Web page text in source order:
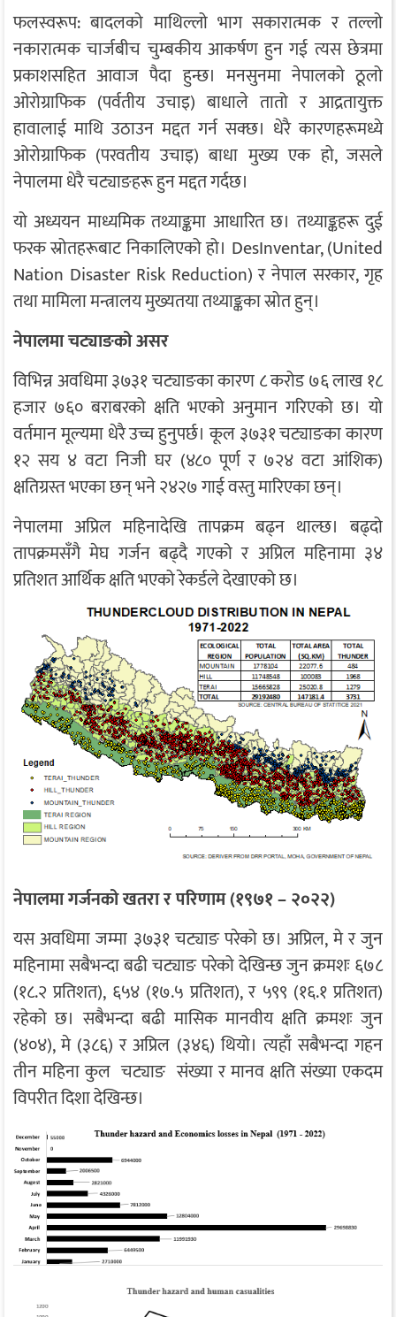
फलस्वरूप: बादलको माथिल्लो भाग सकारात्मक र तल्लो
नकारात्मक चार्जबीच चुम्बकीय आकर्षण हुन गई त्यस छेत्रमा
प्रकाशसहित आवाज पैदा हुन्छ। मनसुनमा नेपालको ठूलो
ओरोग्राफिक (पर्वतीय उचाइ) बाधाले तातो र आद्रतायुक्त
हावालाई माथि उठाउन मद्दत गर्न सक्छ। धेरै कारणहरूमध्ये
ओरोग्राफिक (परवतीय उचाइ) बाधा मुख्य एक हो, जसले
नेपालमा धेरै चट्याङहरू हुन मद्दत गर्दछ।
यो अध्ययन माध्यमिक तथ्याङ्कमा आधारित छ। तथ्याङ्कहरू दुई
फरक स्रोतहरूबाट निकालिएको हो। DesInventar, (United
Nation Disaster Risk Reduction) र नेपाल सरकार, गृह
तथा मामिला मन्त्रालय मुख्यतया तथ्याङ्कका स्रोत हुन्।
नेपालमा चट्याङको असर
विभिन्न अवधिमा ३७३१ चट्याङका कारण ८ करोड ७६ लाख १८
हजार ७६० बराबरको क्षति भएको अनुमान गरिएको छ। यो
वर्तमान मूल्यमा धेरै उच्च हुनुपर्छ। कूल ३७३१ चट्याङका कारण
१२ सय ४ वटा निजी घर (४८० पूर्ण र ७२४ वटा आंशिक)
क्षतिग्रस्त भएका छन् भने २४२७ गाई वस्तु मारिएका छन्।
नेपालमा अप्रिल महिनादेखि तापक्रम बढ्न थाल्छ। बढ्दो
तापक्रमसँगै मेघ गर्जन बढ्दै गएको र अप्रिल महिनामा ३४
प्रतिशत आर्थिक क्षति भएको रेकर्डले देखाएको छ।
नेपालमा गर्जनको खतरा र परिणाम (१९७१ – २०२२)
यस अवधिमा जम्मा ३७३१ चट्याङ परेको छ। अप्रिल, मे र जुन
महिनामा सबैभन्दा बढी चट्याङ परेको देखिन्छ जुन क्रमशः ६७८
(१८.२ प्रतिशत), ६५४ (१७.५ प्रतिशत), र ५९९ (१६.१ प्रतिशत)
रहेको छ। सबैभन्दा बढी मासिक मानवीय क्षति क्रमशः जुन
(४०४), मे (३८६) र अप्रिल (३४६) थियो। त्यहाँ सबैभन्दा गहन
तीन महिना कुल चट्याङ संख्या र मानव क्षति संख्या एकदम
विपरीत दिशा देखिन्छ।